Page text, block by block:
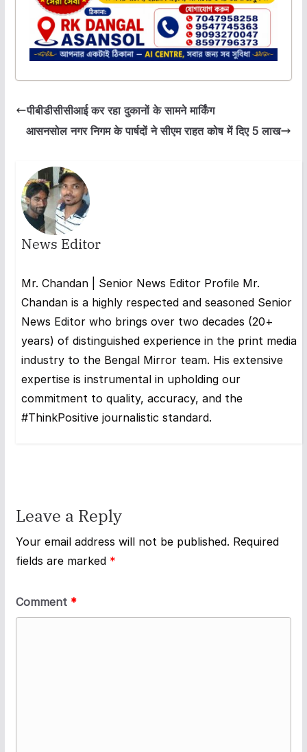
पीबीडीसीसीआई कर रहा दुकानों के सामने मार्किंग
आसनसोल नगर निगम के पार्षदों ने सीएम राहत कोष में दिए 5 लाख
News Editor
Mr. Chandan | Senior News Editor Profile Mr.
Chandan is a highly respected and seasoned Senior
News Editor who brings over two decades (20+
years) of distinguished experience in the print media
industry to the Bengal Mirror team. His extensive
expertise is instrumental in upholding our
commitment to quality, accuracy, and the
#ThinkPositive journalistic standard.
Leave a Reply
Your email address will not be published. Required
fields are marked *
Comment *